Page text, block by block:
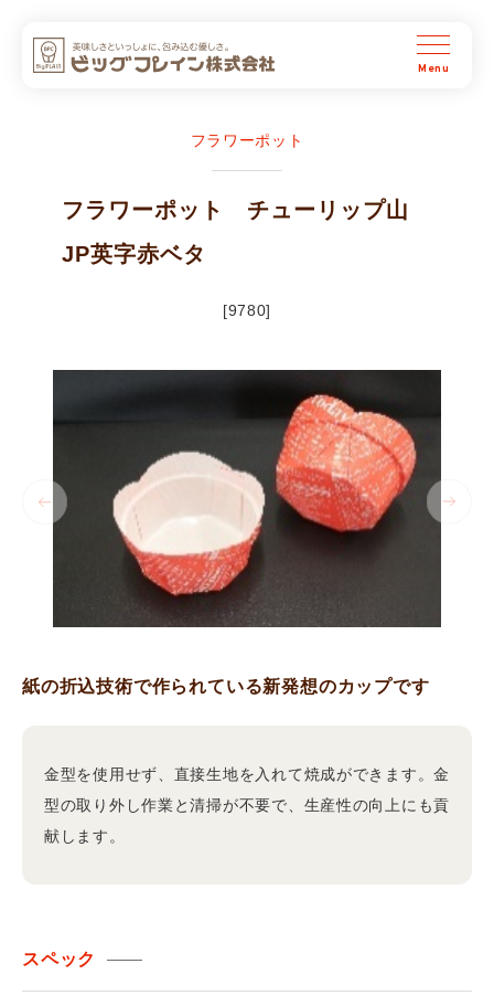
ビッグプレイン株式会社
フラワーポット
フラワーポット チューリップ山
JP英字赤ベタ
[9780]
紙の折込技術で作られている新発想のカップです
金型を使用せず、直接生地を入れて焼成ができます。金
型の取り外し作業と清掃が不要で、生産性の向上にも貢
献します。
スペック